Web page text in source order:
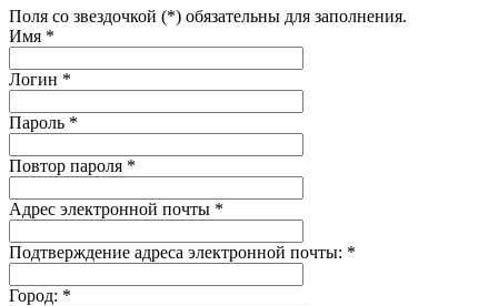
Поля со звездочкой (*) обязательны для заполнения.
Имя *
Логин *
Пароль *
Повтор пароля *
Адрес электронной почты *
Подтверждение адреса электронной почты: *
Город: *